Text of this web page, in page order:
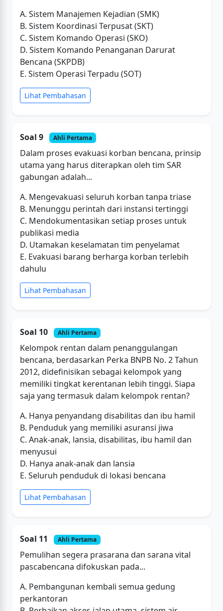
A. Sistem Manajemen Kejadian (SMK)
B. Sistem Koordinasi Terpusat (SKT)
C. Sistem Komando Operasi (SKO)
D. Sistem Komando Penanganan Darurat
Bencana (SKPDB)
E. Sistem Operasi Terpadu (SOT)
Lihat Pembahasan
Soal 9 Ahli Pertama
Dalam proses evakuasi korban bencana, prinsip
utama yang harus diterapkan oleh tim SAR
gabungan adalah...
A. Mengevakuasi seluruh korban tanpa triase
B. Menunggu perintah dari instansi tertinggi
C. Mendokumentasikan setiap proses untuk
publikasi media
D. Utamakan keselamatan tim penyelamat
E. Evakuasi barang berharga korban terlebih
dahulu
Lihat Pembahasan
Soal 10 Ahli Pertama
Kelompok rentan dalam penanggulangan
bencana, berdasarkan Perka BNPB No. 2 Tahun
2012, didefinisikan sebagai kelompok yang
memiliki tingkat kerentanan lebih tinggi. Siapa
saja yang termasuk dalam kelompok rentan?
A. Hanya penyandang disabilitas dan ibu hamil
B. Penduduk yang memiliki asuransi jiwa
C. Anak-anak, lansia, disabilitas, ibu hamil dan
menyusui
D. Hanya anak-anak dan lansia
E. Seluruh penduduk di lokasi bencana
Lihat Pembahasan
Soal 11 Ahli Pertama
Pemulihan segera prasarana dan sarana vital
pascabencana difokuskan pada...
A. Pembangunan kembali semua gedung
perkantoran